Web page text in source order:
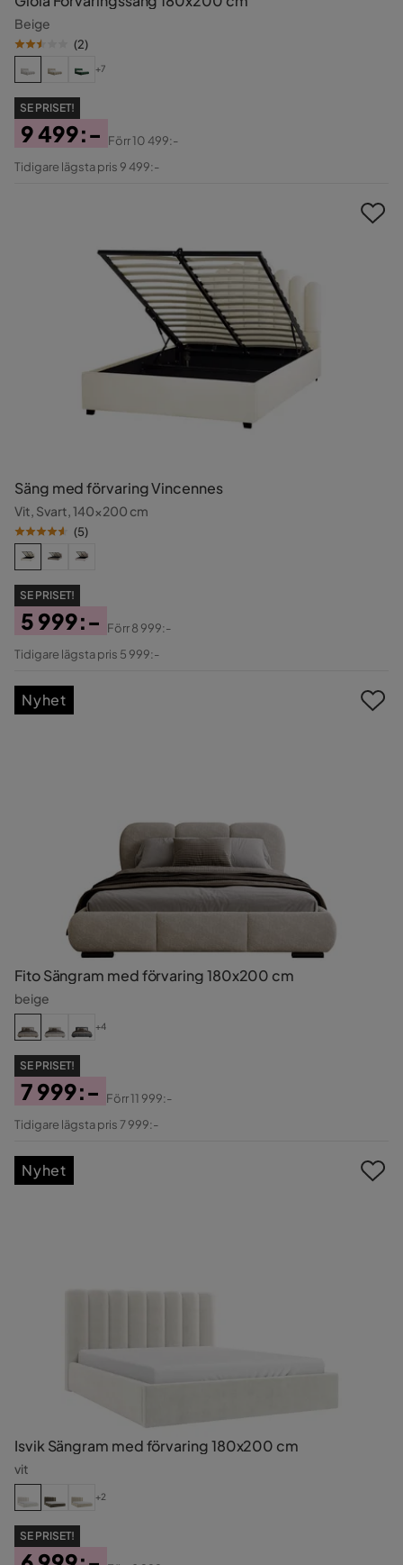
Beige
(2)
+7
SE PRISET!
Pris
9 499:-
Original
Förr10 499:-
Tidigare lägsta pris 9 499:-
Säng med förvaring Vincennes
Vit, Svart, 140x200 cm
(5)
SE PRISET!
Pris
5 999:-
Original
Förr8 999:-
Tidigare lägsta pris 5 999:-
Fito Sängram med förvaring 180x200 cm
beige
+4
SE PRISET!
Pris
7 999:-
Original
Förr11 999:-
Tidigare lägsta pris 7 999:-
Nyhet
Isvik Sängram med förvaring 180x200 cm
vit
+2
SE PRISET!
Nyhet